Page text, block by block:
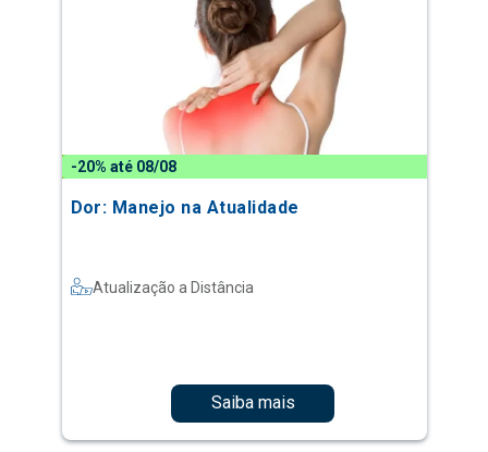
-20% até 08/08
Dor: Manejo na Atualidade
Atualização a Distância
Saiba mais